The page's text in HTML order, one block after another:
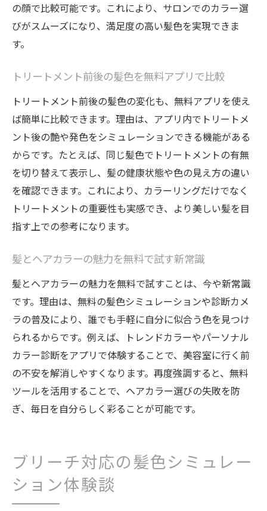
の顔で比較可能です。これにより、サロンでのカラー選
びがスムーズになり、満足度の高い髪色を実現できま
す。
トリートメント前後の髪色を無料アプリで比較
トリートメント前後の髪色の変化も、無料アプリを使え
ば簡単に比較できます。理由は、アプリ内でトリートメ
ント後の艶や発色をシミュレーションできる機能がある
からです。たとえば、同じ髪色でトリートメントの有無
を切り替えて表示し、髪の健康状態や色の見え方の違い
を確認できます。これにより、カラーリングだけでなく
トリートメントの重要性も実感でき、より美しい髪を目
指す上での参考になります。
髪とヘアカラーの魅力を無料で試す新常識
髪とヘアカラーの魅力を無料で試すことは、今や新常識
です。理由は、無料の髪色シミュレーションや診断カメ
ラの普及により、誰でも手軽に自分に似合う色を見つけ
られるからです。例えば、トレンドカラーやパーソナル
カラー診断をアプリで体験することで、美容室に行く前
の不安を解消しやすくなります。再度強調すると、無料
ツールを活用することで、ヘアカラー選びの失敗を防
ぎ、毎日を自分らしく彩ることが可能です。
ブリーチ対応の髪色シミュレー
ション体験談